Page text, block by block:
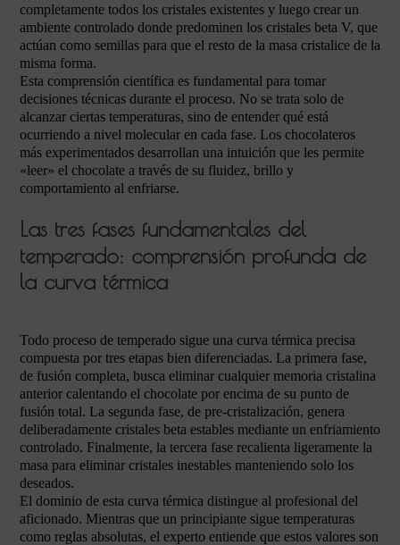
completamente todos los cristales existentes y luego crear un
ambiente controlado donde predominen los cristales beta V, que
actúan como semillas para que el resto de la masa cristalice de la
misma forma.
Esta comprensión científica es fundamental para tomar
decisiones técnicas durante el proceso. No se trata solo de
alcanzar ciertas temperaturas, sino de entender qué está
ocurriendo a nivel molecular en cada fase. Los chocolateros
más experimentados desarrollan una intuición que les permite
«leer» el chocolate a través de su fluidez, brillo y
comportamiento al enfriarse.
Las tres fases fundamentales del
temperado: comprensión profunda de
la curva térmica
Todo proceso de temperado sigue una curva térmica precisa
compuesta por tres etapas bien diferenciadas. La primera fase,
de fusión completa, busca eliminar cualquier memoria cristalina
anterior calentando el chocolate por encima de su punto de
fusión total. La segunda fase, de pre-cristalización, genera
deliberadamente cristales beta estables mediante un enfriamiento
controlado. Finalmente, la tercera fase recalienta ligeramente la
masa para eliminar cristales inestables manteniendo solo los
deseados.
El dominio de esta curva térmica distingue al profesional del
aficionado. Mientras que un principiante sigue temperaturas
como reglas absolutas, el experto entiende que estos valores son